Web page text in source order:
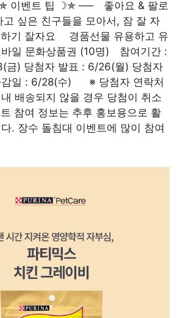
이벤트 팁 ☽✯ ──⠀ 좋아요 & 팔로
고 싶은 친구들을 모아서, 잠 잘 자
기 잘자요 ⠀ 경품선물 유용하고 유
일 문화상품권 (10명)⠀ 참여기간 :
금) 당첨자 발표 : 6/26(월) 당첨자
일 : 6/28(수)⠀⠀ ※ 당첨자 연락처
배송되지 않을 경우 당첨이 취소
참여 정보는 추후 홍보용으로 활
. 장수 돌침대 이벤트에 많이 참여